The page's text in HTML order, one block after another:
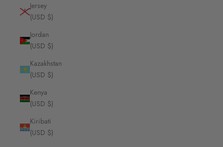
Jersey
(USD $)
Jordan
(USD $)
Kazakhstan
(USD $)
Kenya
(USD $)
Kiribati
(USD $)